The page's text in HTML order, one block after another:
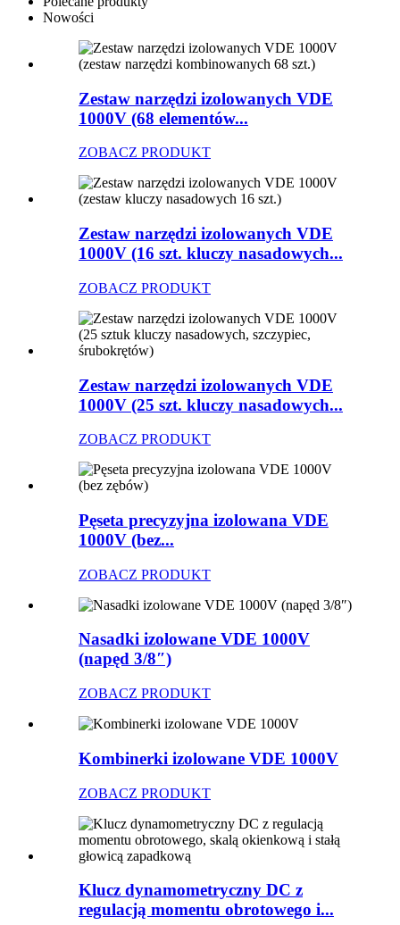
Nowości
Zestaw narzędzi izolowanych VDE
1000V (68 elementów...
ZOBACZ PRODUKT
Zestaw narzędzi izolowanych VDE
1000V (16 szt. kluczy nasadowych...
ZOBACZ PRODUKT
Zestaw narzędzi izolowanych VDE
1000V (25 szt. kluczy nasadowych...
ZOBACZ PRODUKT
Pęseta precyzyjna izolowana VDE
1000V (bez...
ZOBACZ PRODUKT
Nasadki izolowane VDE 1000V
(napęd 3/8″)
ZOBACZ PRODUKT
Kombinerki izolowane VDE 1000V
ZOBACZ PRODUKT
Klucz dynamometryczny DC z
regulacją momentu obrotowego i...